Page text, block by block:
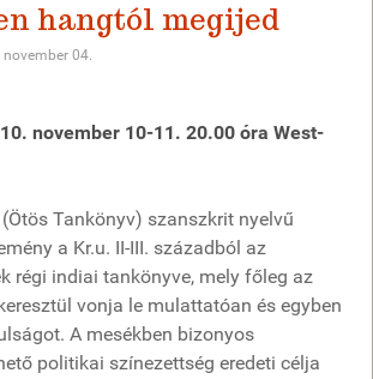
hangtól megijed
november 04.
november 10-11. 20.00 óra West-
Tankönyv) szanszkrit nyelvű
a Kr.u. II-III. századból az
régi indiai tankönyve, mely főleg az
vonja le mulattatóan és egyben
A mesékben bizonyos
politikai színezettség eredeti célja